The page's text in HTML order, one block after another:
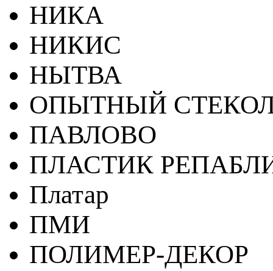
НИКА
НИКИС
НЫТВА
ОПЫТНЫЙ
ПАВЛОВО
ПЛАСТИК
Платар
ПМИ
ПОЛИМЕР-ДЕКОР